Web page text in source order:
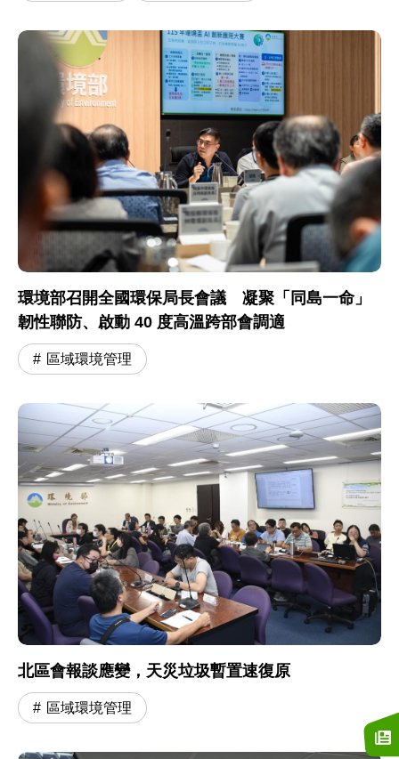
環境部召開全國環保局長會議 凝聚「同島一命」
韌性聯防、啟動 40 度高溫跨部會調適
區域環境管理
北區會報談應變，天災垃圾暫置速復原
區域環境管理